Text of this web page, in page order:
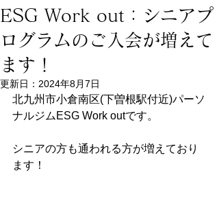
ESG Work out：シニアプ
ログラムのご入会が増えて
ます！
更新日： 2024年8月7日
北九州市小倉南区(下曽根駅付近)パーソ
ナルジムESG Work outです。
シニアの方も通われる方が増えており
ます！